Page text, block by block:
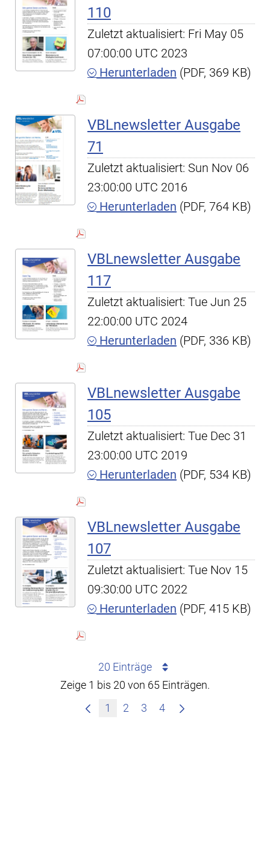
110
Zuletzt aktualisiert: Fri May 05
07:00:00 UTC 2023
Herunterladen (PDF, 369 KB)
VBLnewsletter Ausgabe
71
Zuletzt aktualisiert: Sun Nov 06
23:00:00 UTC 2016
Herunterladen (PDF, 764 KB)
VBLnewsletter Ausgabe
117
Zuletzt aktualisiert: Tue Jun 25
22:00:00 UTC 2024
Herunterladen (PDF, 336 KB)
VBLnewsletter Ausgabe
105
Zuletzt aktualisiert: Tue Dec 31
23:00:00 UTC 2019
Herunterladen (PDF, 534 KB)
VBLnewsletter Ausgabe
107
Zuletzt aktualisiert: Tue Nov 15
09:30:00 UTC 2022
Herunterladen (PDF, 415 KB)
20 Einträge
Zeige 1 bis 20 von 65 Einträgen.
1
2 3 4